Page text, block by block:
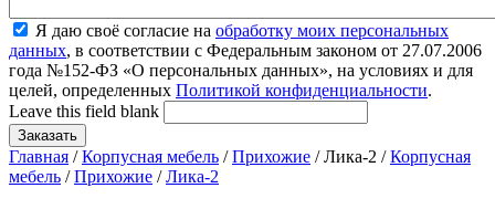
Я даю своё согласие на обработку моих персональных
данных, в соответствии с Федеральным законом от 27.07.2006
года №152-ФЗ «О персональных данных», на условиях и для
целей, определенных Политикой конфиденциальности.
Leave this field blank
Главная /Корпусная мебель /Прихожие / Лика-2 /Корпусная
мебель /Прихожие /Лика-2